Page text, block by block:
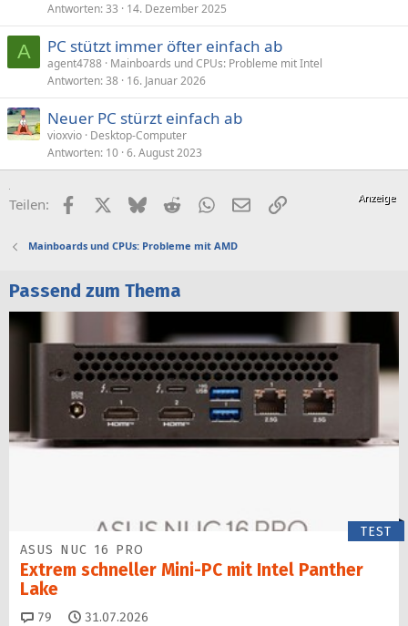
Antworten 33 14. Dezember 2025
A PC stützt immer öfter einfach ab
agent4788 Mainboards und CPUs: Probleme mit Intel
Antworten 38 16. Januar 2026
Neuer PC stürzt einfach ab
vioxvio Desktop-Computer
Antworten 10 6. August 2023
Teilen: FacebookX (Twitter)
BlueskyRedditWhatsApp
E-MailLink
Mainboards und CPUs: Probleme mit AMD
Passend zum Thema
TEST
ASUS NUC 16 PRO
Extrem schneller Mini-PC mit Intel Panther
Lake
79 Kommentare
31.07.2026